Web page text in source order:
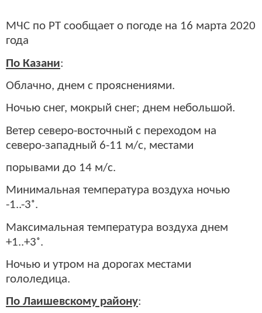
МЧС по РТ сообщает о погоде на 16 марта 2020
года
По Казани:
Облачно, днем с прояснениями.
Ночью снег, мокрый снег; днем небольшой.
Ветер северо-восточный с переходом на
северо-западный 6-11 м/с, местами
порывами до 14 м/с.
Минимальная температура воздуха ночью
-1..-3˚.
Максимальная температура воздуха днем
+1..+3˚.
Ночью и утром на дорогах местами
гололедица.
По Лаишевскому району: